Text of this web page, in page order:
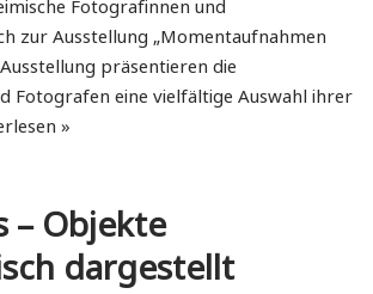
zur Ausstellung „Momentaufnahmen
präsentieren die
Fotografen eine vielfältige Auswahl ihrer
»
– Objekte
dargestellt